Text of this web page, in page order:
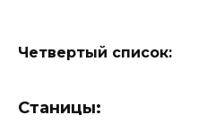
Четвертый список:
Станицы: